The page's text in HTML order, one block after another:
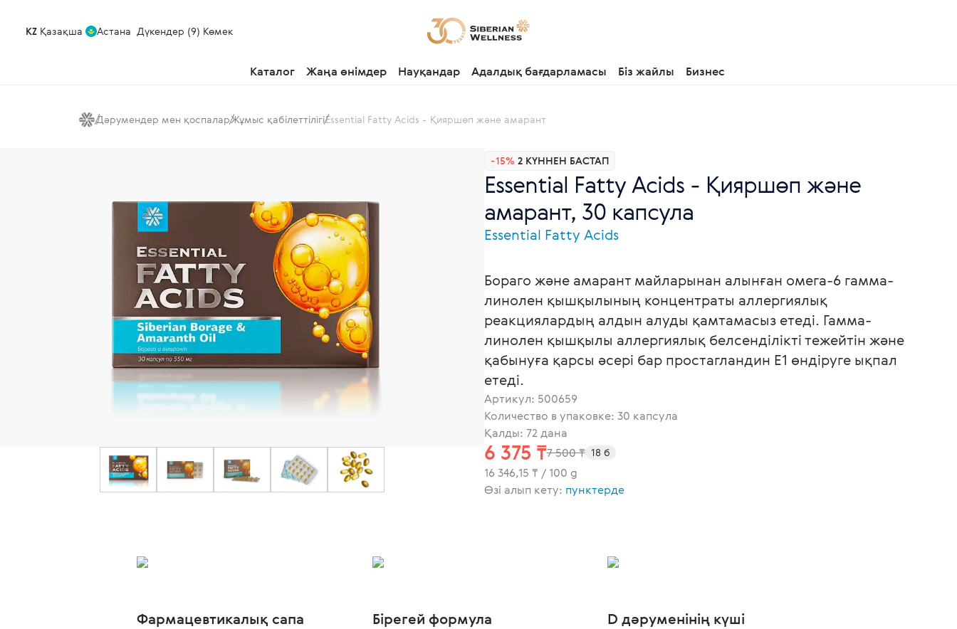
KZ Қазақша Астана Дүкендер (9) Көмек
Каталог Жаңа өнімдер Науқандар Адалдық бағдарламасы Біз жайлы Бизнес
Дәрумендер мен қоспаларЖұмыс қабілеттілігіEssential Fatty Acids - Қияршөп және амарант
-15% 2 КҮННЕН БАСТАП
Essential Fatty Acids - Қияршөп және
амарант, 30 капсула
Essential Fatty Acids
Бораго және амарант майларынан алынған омега-6 гамма-
линолен қышқылының концентраты аллергиялық
реакциялардың алдын алуды қамтамасыз етеді. Гамма-
линолен қышқылы аллергиялық белсенділікті тежейтін және
қабынуға қарсы әсері бар простагландин Е1 өндіруге ықпал
етеді.
Артикул: 500659
Количество в упаковке: 30 капсула
Қалды: 72 дана
6 375 ₸7 500 ₸ 18 б
16 346,15 ₸ / 100 g
Өзі алып кету: пунктерде
Фармацевтикалық сапа Бірегей формула D дәруменінің күші